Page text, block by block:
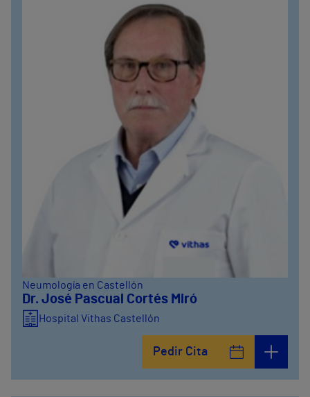
Neumología en Castellón
Dr. José Pascual Cortés Miró
Hospital Vithas Castellón
Pedir Cita